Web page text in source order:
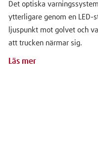
Det optiska
ytterligare genom en LED-
ljuspunkt mot golvet och
att trucken närmar sig.
Läs mer